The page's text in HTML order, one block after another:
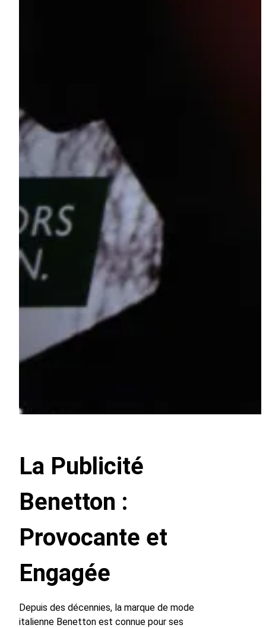
La Publicité
Benetton :
Provocante et
Engagée
Depuis des décennies, la marque de mode
italienne Benetton est connue pour ses